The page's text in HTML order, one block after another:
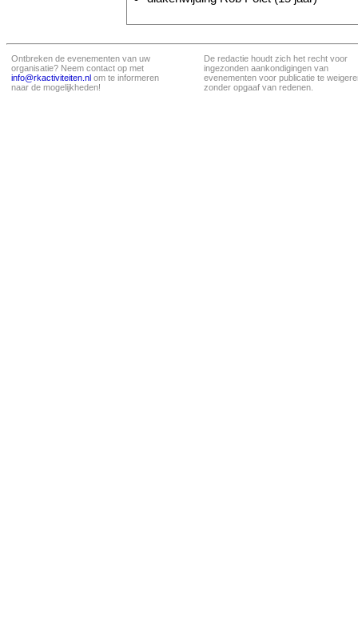
Ontbreken de evenementen van uw
organisatie? Neem contact op met
info@rkactiviteiten.nl om te informeren
naar de mogelijkheden!
De redactie houdt zich het recht voor
ingezonden aankondigingen van
evenementen voor publicatie te
zonder opgaaf van redenen.